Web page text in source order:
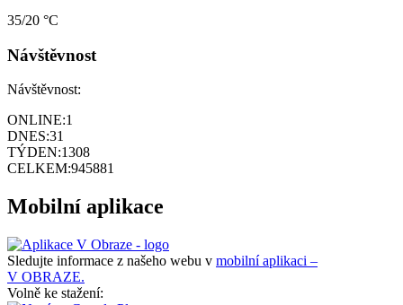
35/20 °C
Návštěvnost
Návštěvnost:
ONLINE:1
DNES:31
TÝDEN:1308
CELKEM:945881
Mobilní aplikace
Sledujte informace z našeho webu v mobilní aplikaci –
V OBRAZE.
Volně ke stažení: